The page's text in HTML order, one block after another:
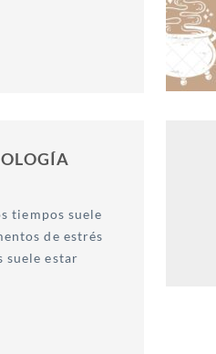
tiempos suele
de estrés
suele estar